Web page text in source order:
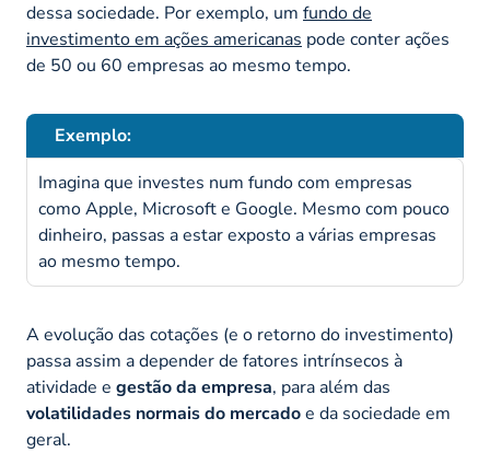
dessa sociedade. Por exemplo, um fundo de
investimento em ações americanas pode conter ações
de 50 ou 60 empresas ao mesmo tempo.
Exemplo:
Imagina que investes num fundo com empresas
como Apple, Microsoft e Google. Mesmo com pouco
dinheiro, passas a estar exposto a várias empresas
ao mesmo tempo.
A evolução das cotações (e o retorno do investimento)
passa assim a depender de fatores intrínsecos à
atividade e gestão da empresa, para além das
volatilidades normais do mercadoe da sociedade em
geral.